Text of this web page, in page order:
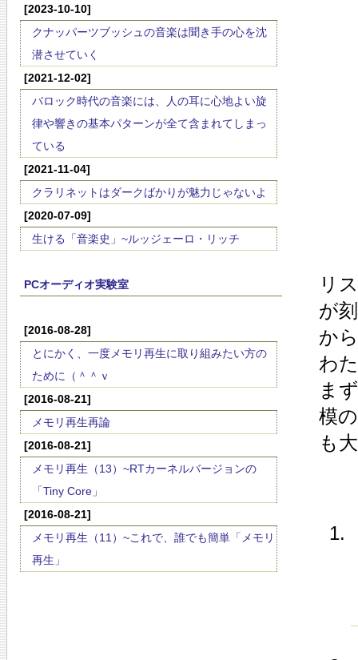
[2023-10-10]
クナッパーツブッシュの音楽は聞き手の心を沈
潜させていく
[2021-12-02]
バロック時代の音楽には、人の耳に心地よい旋
律や響きの基本パターンが全て含まれてしまっ
ている
[2021-11-04]
クラリネットはダークばかりが魅力じゃないよ
[2020-07-09]
生ける「音楽史」~ルッジェーロ・リッチ
PCオーディオ実験室
[2016-08-28]
とにかく、一度メモリ再生に取り組みたい方の
ために（＾＾ｖ
[2016-08-21]
メモリ再生再論
[2016-08-21]
メモリ再生（13）~RTカーネルバージョンの
「Tiny Core」
[2016-08-21]
メモリ再生（11）~これで、誰でも簡単「メモリ
再生」
リ
が
か
わ
ま
模
も